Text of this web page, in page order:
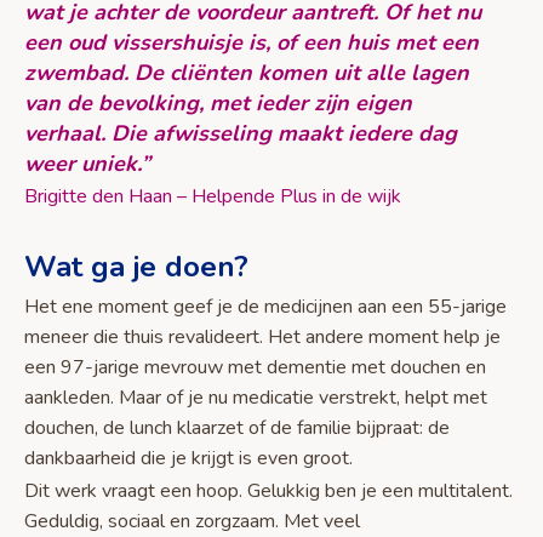
wat je achter de voordeur aantreft. Of het nu
een oud vissershuisje is, of een huis met een
zwembad. De cliënten komen uit alle lagen
van de bevolking, met ieder zijn eigen
verhaal. Die afwisseling maakt iedere dag
weer uniek.”
Brigitte den Haan – Helpende Plus in de wijk
Wat ga je doen?
Het ene moment geef je de medicijnen aan een 55-jarige
meneer die thuis revalideert. Het andere moment help je
een 97-jarige mevrouw met dementie met douchen en
aankleden. Maar of je nu medicatie verstrekt, helpt met
douchen, de lunch klaarzet of de familie bijpraat: de
dankbaarheid die je krijgt is even groot.
Dit werk vraagt een hoop. Gelukkig ben je een multitalent.
Geduldig, sociaal en zorgzaam. Met veel